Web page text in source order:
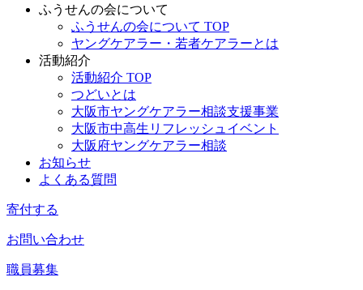
ふうせんの会について
ふうせんの会について TOP
ヤングケアラー・若者ケアラーとは
活動紹介
活動紹介 TOP
つどいとは
大阪市ヤングケアラー相談支援事業
大阪市中高生リフレッシュイベント
大阪府ヤングケアラー相談
お知らせ
よくある質問
寄付する
お問い合わせ
職員募集